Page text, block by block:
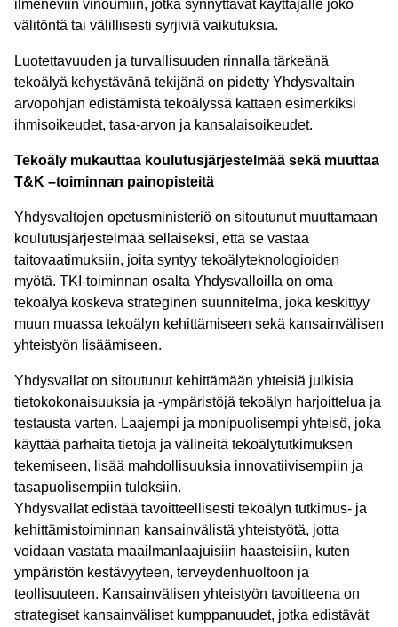
ilmeneviin vinoumiin, jotka synnyttävät käyttäjälle joko
välitöntä tai välillisesti syrjiviä vaikutuksia.
Luotettavuuden ja turvallisuuden rinnalla tärkeänä
tekoälyä kehystävänä tekijänä on pidetty Yhdysvaltain
arvopohjan edistämistä tekoälyssä kattaen esimerkiksi
ihmisoikeudet, tasa-arvon ja kansalaisoikeudet.
Tekoäly mukauttaa koulutusjärjestelmää sekä muuttaa
T&K –toiminnan painopisteitä
Yhdysvaltojen opetusministeriö on sitoutunut muuttamaan
koulutusjärjestelmää sellaiseksi, että se vastaa
taitovaatimuksiin, joita syntyy tekoälyteknologioiden
myötä. TKI-toiminnan osalta Yhdysvalloilla on oma
tekoälyä koskeva strateginen suunnitelma, joka keskittyy
muun muassa tekoälyn kehittämiseen sekä kansainvälisen
yhteistyön lisäämiseen.
Yhdysvallat on sitoutunut kehittämään yhteisiä julkisia
tietokokonaisuuksia ja -ympäristöjä tekoälyn harjoittelua ja
testausta varten. Laajempi ja monipuolisempi yhteisö, joka
käyttää parhaita tietoja ja välineitä tekoälytutkimuksen
tekemiseen, lisää mahdollisuuksia innovatiivisempiin ja
tasapuolisempiin tuloksiin.
Yhdysvallat edistää tavoitteellisesti tekoälyn tutkimus- ja
kehittämistoiminnan kansainvälistä yhteistyötä, jotta
voidaan vastata maailmanlaajuisiin haasteisiin, kuten
ympäristön kestävyyteen, terveydenhuoltoon ja
teollisuuteen. Kansainvälisen yhteistyön tavoitteena on
strategiset kansainväliset kumppanuudet, jotka edistävät